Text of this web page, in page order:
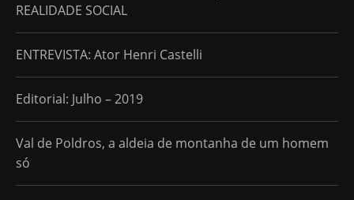
REALIDADE SOCIAL
ENTREVISTA: Ator Henri Castelli
Editorial: Julho – 2019
Val de Poldros, a aldeia de montanha de um homem
só